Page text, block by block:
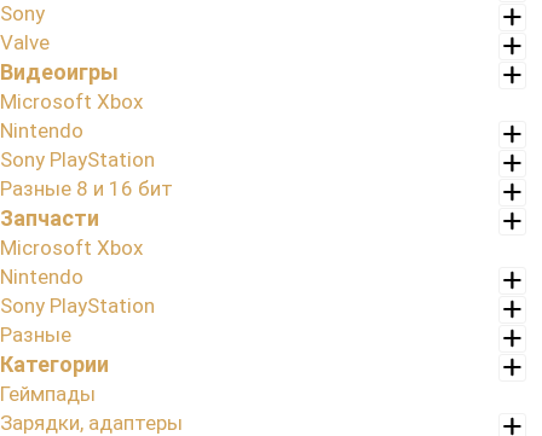
Sony
Valve
Видеоигры
Microsoft Xbox
Nintendo
Sony PlayStation
Разные 8 и 16 бит
Запчасти
Microsoft Xbox
Nintendo
Sony PlayStation
Разные
Категории
Геймпады
Зарядки, адаптеры